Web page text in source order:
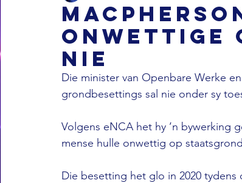
onwettige
nie
Die minister van Openbare Werke
grondbesettings sal nie onder sy
Volgens eNCA het hy ’n bywerking
mense hulle onwettig op
Die besetting het glo in 2020